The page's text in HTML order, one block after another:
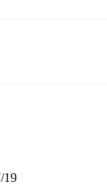
19